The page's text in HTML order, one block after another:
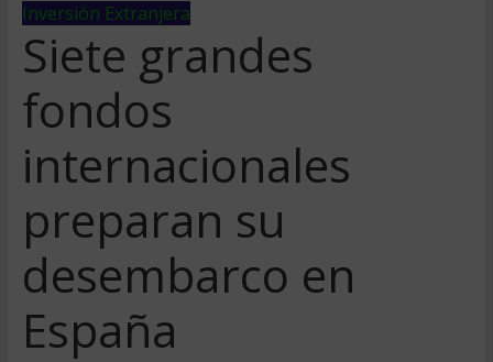
Inversión Extranjera
Siete grandes
fondos
internacionales
preparan su
desembarco en
España